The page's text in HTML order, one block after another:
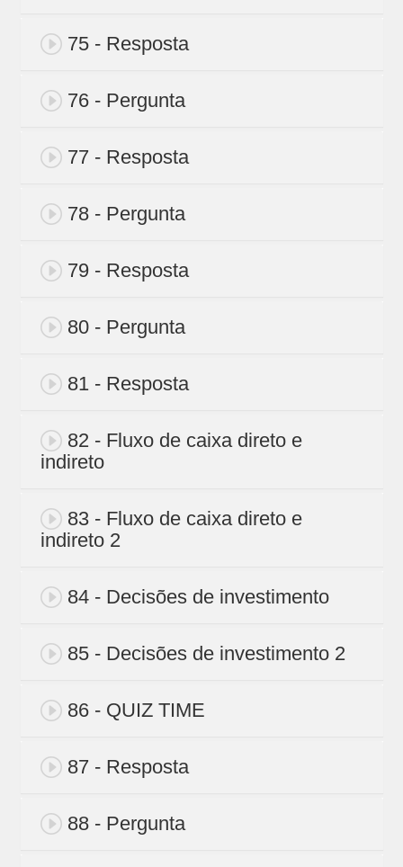
75 - Resposta
76 - Pergunta
77 - Resposta
78 - Pergunta
79 - Resposta
80 - Pergunta
81 - Resposta
82 - Fluxo de caixa direto e
indireto
83 - Fluxo de caixa direto e
indireto 2
84 - Decisões de investimento
85 - Decisões de investimento 2
86 - QUIZ TIME
87 - Resposta
88 - Pergunta